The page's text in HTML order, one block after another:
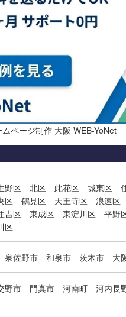
ムページ制作 大阪 WEB-YoNet
野区 北区 此花区 城東区
区 鶴見区 天王寺区 浪速区
吉区 東成区 東淀川区 平野
区
泉佐野市 和泉市 茨木市 大
野市 門真市 河南町 河内長